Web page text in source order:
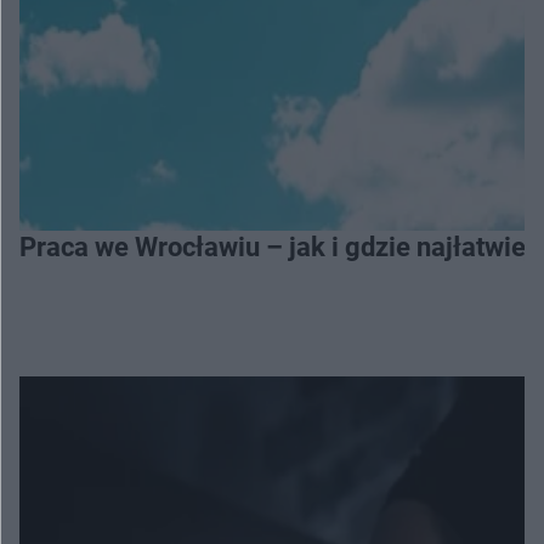
Praca we Wrocławiu – jak i gdzie najłatwiej